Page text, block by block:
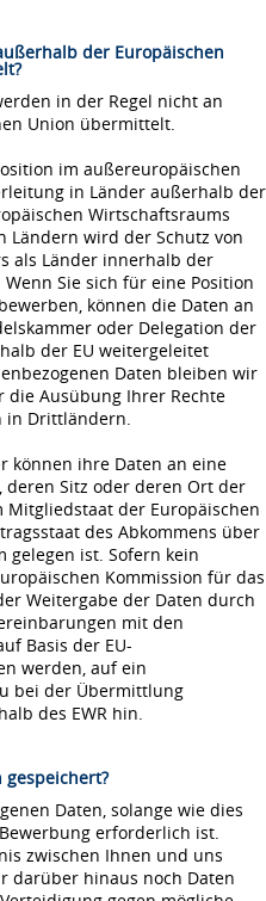
der Europäischen
in der Regel nicht an
Union übermittelt.
im außereuropäischen
in Länder außerhalb der
Wirtschaftsraums
Ländern wird der Schutz von
als Länder innerhalb der
Sie sich für eine Position
können die Daten an
oder Delegation der
der EU weitergeleitet
Daten bleiben wir
Ausübung Ihrer Rechte
in Drittländern.
können ihre Daten an eine
Sitz oder deren Ort der
der Europäischen
des Abkommens über
gelegen ist. Sofern kein
Kommission für das
Weitergabe der Daten durch
mit den
Basis der EU-
werden, auf ein
bei der Übermittlung
des EWR hin.
gespeichert?
Daten, solange wie dies
erforderlich ist.
zwischen Ihnen und uns
darüber hinaus noch Daten